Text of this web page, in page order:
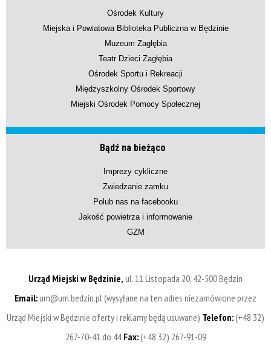
Ośrodek Kultury
Miejska i Powiatowa Biblioteka Publiczna w Będzinie
Muzeum Zagłębia
Teatr Dzieci Zagłębia
Ośrodek Sportu i Rekreacji
Międzyszkolny Ośrodek Sportowy
Miejski Ośrodek Pomocy Społecznej
Bądź na bieżąco
Imprezy cykliczne
Zwiedzanie zamku
Polub nas na facebooku
Jakość powietrza i informowanie
GZM
Urząd Miejski w Będzinie, ul. 11 Listopada 20, 42-500 Będzin
Email:um@um.bedzin.pl (wysyłane na ten adres niezamówione przez
Urząd Miejski w Będzinie oferty i reklamy będą usuwane) Telefon:(+48 32)
267-70-41 do 44Fax:(+48 32) 267-91-09